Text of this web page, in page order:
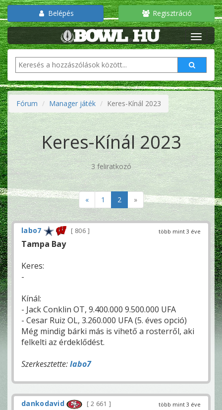
Belépés Regisztráció
Fórum Manager játék Keres-Kínál 2023
Keres-Kínál 2023
3 feliratkozó
« 1 2 »
több mint 3 éve
labo7 806
Tampa Bay
Keres:
-
Kínál:
- Jack Conklin OT, 9.400.000 9.500.000 UFA
- Cesar Ruiz OL, 3.260.000 UFA (5. éves opció)
Még mindig bárki más is vihető a rosterről, aki
felkelti az érdeklődést.
Szerkesztette:labo7
több mint 3 éve
dankodavid 2 661